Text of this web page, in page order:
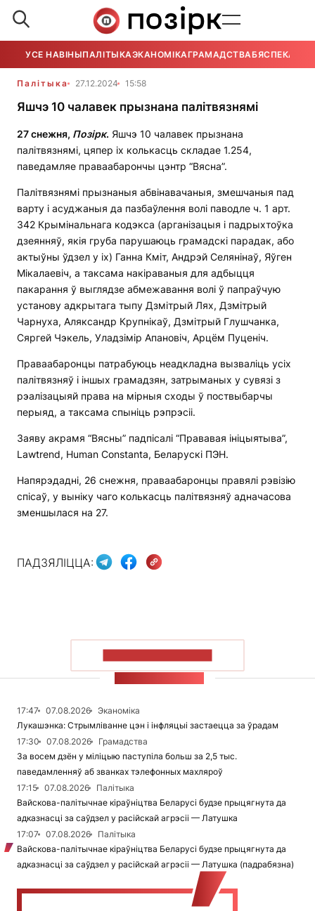
УСЕ НАВІНЫПАЛІТЫКАЭКАНОМІКАГРАМАДСТВАБЯСПЕКА
Палітыка 27.12.2024 15:58
Яшчэ 10 чалавек прызнана палітвязнямі
27 снежня, Позірк. Яшчэ 10 чалавек прызнана
палітвязнямі, цяпер іх колькасць складае 1.254,
паведамляе праваабарончы цэнтр “Вясна”.
Палітвязнямі прызнаныя абвінавачаныя, змешчаныя пад
варту і асуджаныя да пазбаўлення волі паводле ч. 1 арт.
342 Крымінальнага кодэкса (арганізацыя і падрыхтоўка
дзеянняў, якія груба парушаюць грамадскі парадак, або
актыўны ўдзел у іх) Ганна Кміт, Андрэй Селянінаў, Яўген
Мікалаевіч, а таксама накіраваныя для адбыцця
пакарання ў выглядзе абмежавання волі ў папраўчую
установу адкрытага тыпу Дзмітрый Лях, Дзмітрый
Чарнуха, Аляксандр Крупнікаў, Дзмітрый Глушчанка,
Сяргей Чэкель, Уладзімір Апановіч, Арцём Пуценіч.
Праваабаронцы патрабуюць неадкладна вызваліць усіх
палітвязняў і іншых грамадзян, затрыманых у сувязі з
рэалізацыяй права на мірныя сходы ў поствыбарчы
перыяд, а таксама спыніць рэпрэсіі.
Заяву акрамя “Вясны” падпісалі “Прававая ініцыятыва”,
Lawtrend, Human Constanta, Беларускі ПЭН.
Напярэдадні, 26 снежня, праваабаронцы правялі рэвізію
спісаў, у выніку чаго колькасць палітвязняў адначасова
зменшылася на 27.
ПАДЗЯЛІЦЦА:
17:47 07.08.2026
Эканоміка
Лукашэнка: Стрымліванне цэн і інфляцыі застаецца за ўрадам
17:30
07.08.2026
Грамадства
За восем дзён у міліцыю паступіла больш за 2,5 тыс.
паведамленняў аб званках тэлефонных махляроў
17:15
07.08.2026
Палітыка
Вайскова-палітычнае кіраўніцтва Беларусі будзе прыцягнута да
адказнасці за саўдзел у расійскай агрэсіі — Латушка
17:07
07.08.2026
Палітыка
Вайскова-палітычнае кіраўніцтва Беларусі будзе прыцягнута да
адказнасці за саўдзел у расійскай агрэсіі — Латушка (падрабязна)